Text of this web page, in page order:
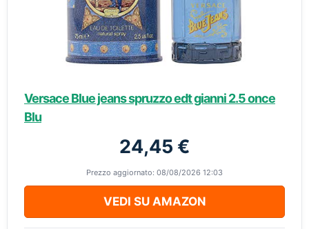
Versace Blue jeans spruzzo edt gianni 2.5 once
Blu
24,45 €
Prezzo aggiornato: 08/08/2026 12:03
VEDI SU AMAZON